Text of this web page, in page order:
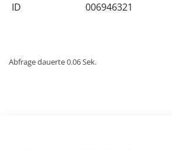
ID 006946321
Abfrage dauerte 0.06 Sek.